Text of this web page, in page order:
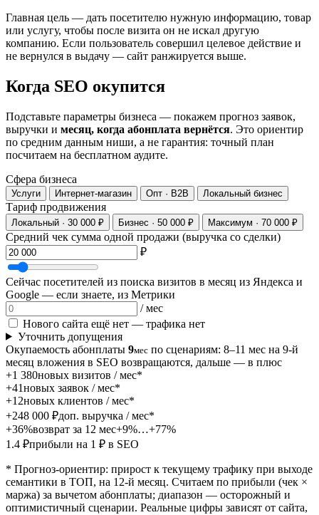
Главная цель — дать посетителю нужную информацию, товар
или услугу, чтобы после визита он не искал другую
компанию. Если пользователь совершил целевое действие и
не вернулся в выдачу — сайт ранжируется выше.
Когда SEO окупится
Подставьте параметры бизнеса — покажем прогноз заявок,
выручки и месяц, когда абонплата вернётся. Это ориентир
по средним данным ниши, а не гарантия: точный план
посчитаем на бесплатном аудите.
Сфера бизнеса
Услуги Интернет-магазин Опт · B2B Локальный бизнес
Тариф продвижения
Локальный · 30 000 ₽ Бизнес · 50 000 ₽ Максимум · 70 000 ₽
Средний чек сумма одной продажи (выручка со сделки)
₽
Сейчас посетителей из поиска визитов в месяц из Яндекса и
Google — если знаете, из Метрики
/ мес
Нового сайта ещё нет — трафика нет
Уточнить допущения
Окупаемость абонплаты 9мес по сценариям: 8–11 мес на 9-й
месяц вложения в SEO возвращаются, дальше — в плюс
+1 380новых визитов / мес*
+41новых заявок / мес*
+12новых клиентов / мес*
+248 000 ₽доп. выручка / мес*
+36%возврат за 12 мес+9%…+77%
1.4 ₽прибыли на 1 ₽ в SEO
* Прогноз-ориентир: прирост к текущему трафику при выходе
семантики в ТОП, на 12-й месяц. Считаем по прибыли (чек ×
маржа) за вычетом абонплаты; диапазон — осторожный и
оптимистичный сценарии. Реальные цифры зависят от сайта,